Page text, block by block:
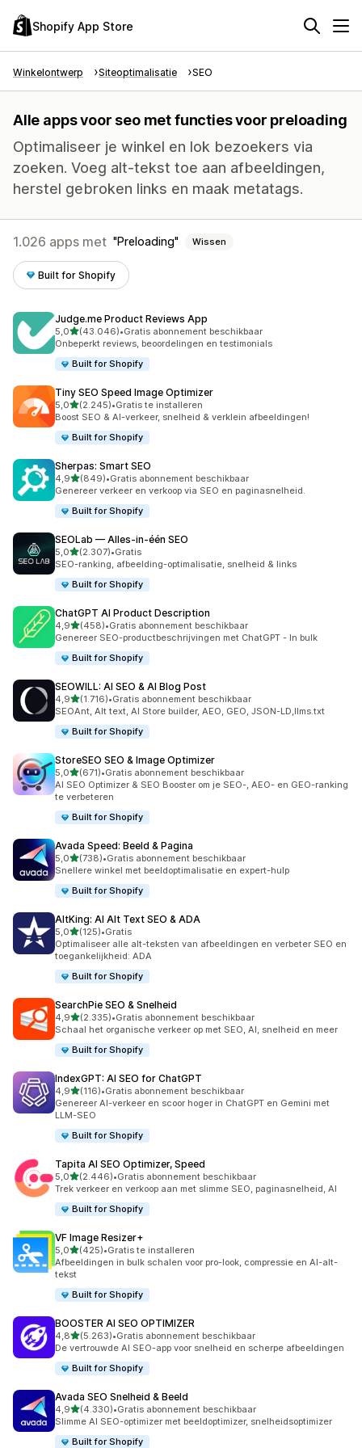
Shopify App Store
Winkelontwerp Siteoptimalisatie SEO
Alle apps voor seo met functies voor preloading
Optimaliseer je winkel en lok bezoekers via
zoeken. Voeg alt-tekst toe aan afbeeldingen,
herstel gebroken links en maak metatags.
1.026 apps met Preloading Wissen
Built for Shopify
Judge.me Product Reviews App
5,0van 5 sterren
(43.046)
43046 recensies in totaal
•Gratis abonnement beschikbaar
Onbeperkt reviews, beoordelingen en testimonials
Built for Shopify
Tiny SEO Speed Image Optimizer
5,0van 5 sterren
(2.245)
2245 recensies in totaal
•Gratis te installeren
Boost SEO & AI-verkeer, snelheid & verklein afbeeldingen!
Built for Shopify
Sherpas: Smart SEO
4,9van 5 sterren
(849)
849 recensies in totaal
•Gratis abonnement beschikbaar
Genereer verkeer en verkoop via SEO en paginasnelheid.
Built for Shopify
SEOLab — Alles‑in‑één SEO
5,0van 5 sterren
(2.307)
2307 recensies in totaal
•Gratis
SEO-ranking, afbeelding-optimalisatie, snelheid & links
Built for Shopify
ChatGPT AI Product Description
4,9van 5 sterren
(458)
458 recensies in totaal
•Gratis abonnement beschikbaar
Genereer SEO-productbeschrijvingen met ChatGPT - In bulk
Built for Shopify
SEOWILL: AI SEO & AI Blog Post
4,9van 5 sterren
(1.716)
1716 recensies in totaal
•Gratis abonnement beschikbaar
SEOAnt, Alt text, AI Store builder, AEO, GEO, JSON-LD,llms.txt
Built for Shopify
StoreSEO SEO & Image Optimizer
5,0van 5 sterren
(671)
671 recensies in totaal
•Gratis abonnement beschikbaar
AI SEO Optimizer & SEO Booster om je SEO-, AEO- en GEO-ranking
te verbeteren
Built for Shopify
Avada Speed: Beeld & Pagina
5,0van 5 sterren
(738)
738 recensies in totaal
•Gratis abonnement beschikbaar
Snellere winkel met beeldoptimalisatie en expert-hulp
Built for Shopify
AltKing: AI Alt Text SEO & ADA
5,0van 5 sterren
(125)
125 recensies in totaal
•Gratis
Optimaliseer alle alt-teksten van afbeeldingen en verbeter SEO en
toegankelijkheid: ADA
Built for Shopify
SearchPie SEO & Snelheid
4,9van 5 sterren
(2.335)
2335 recensies in totaal
•Gratis abonnement beschikbaar
Schaal het organische verkeer op met SEO, AI, snelheid en meer
Built for Shopify
IndexGPT: AI SEO for ChatGPT
4,9van 5 sterren
(116)
116 recensies in totaal
•Gratis abonnement beschikbaar
Genereer AI-verkeer en scoor hoger in ChatGPT en Gemini met
LLM-SEO
Built for Shopify
Tapita AI SEO Optimizer, Speed
5,0van 5 sterren
(2.446)
2446 recensies in totaal
•Gratis abonnement beschikbaar
Trek verkeer en verkoop aan met slimme SEO, paginasnelheid, AI
Built for Shopify
VF Image Resizer+
5,0van 5 sterren
(425)
425 recensies in totaal
•Gratis te installeren
Afbeeldingen in bulk schalen voor pro-look, compressie en AI-alt-
tekst
Built for Shopify
BOOSTER AI SEO OPTIMIZER
4,8van 5 sterren
(5.263)
5263 recensies in totaal
•Gratis abonnement beschikbaar
De vertrouwde AI SEO-app voor snelheid en scherpe afbeeldingen
Built for Shopify
Avada SEO Snelheid & Beeld
4,9van 5 sterren
(4.330)
4330 recensies in totaal
•Gratis abonnement beschikbaar
Slimme AI SEO-optimizer met beeldoptimizer, snelheidsoptimizer
Built for Shopify